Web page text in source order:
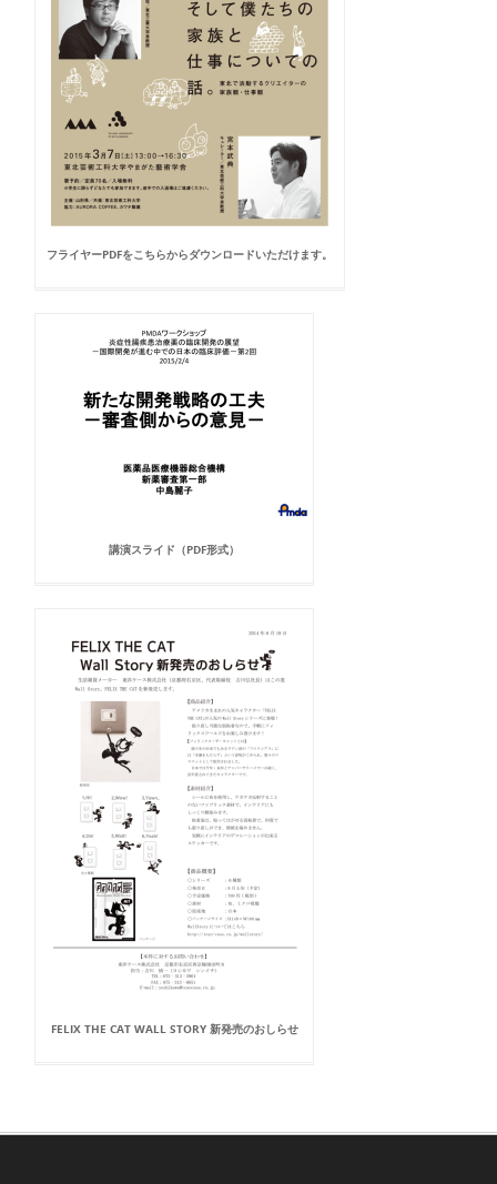
フライヤーPDFをこちらからダウンロードいただけます。
講演スライド（PDF形式）
FELIX THE CAT WALL STORY 新発売のおしらせ